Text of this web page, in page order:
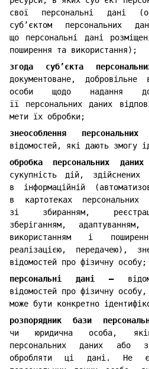
свої персональні дані
суб’єктом персональних
що персональні дані
поширення та використання);
згода суб’єкта
документоване, добровільне
особи щодо надання
її персональних даних
мети їх обробки;
знеособлення персональних
відомостей, які дають змогу
обробка персональних
сукупність дій, здійснених
в інформаційній
в картотеках
зі збиранням,
зберіганням,
використанням і
реалізацією, передачею),
відомостей про фізичну особу;
персональні дані —
відомостей про фізичну
може бути конкретно
розпорядник бази
чи юридична особа,
персональних даних або
обробляти ці дані. Не є